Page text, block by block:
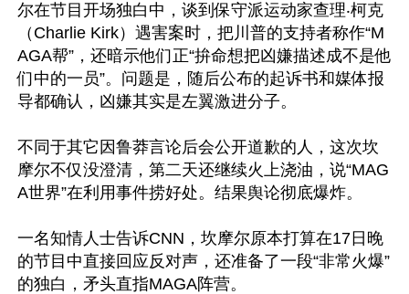
尔在节目开场独白中，谈到保守派运动家查理‧柯克
（Charlie Kirk）遇害案时，把川普的支持者称作“M
AGA帮”，还暗示他们正“拚命想把凶嫌描述成不是他
们中的一员”。问题是，随后公布的起诉书和媒体报
导都确认，凶嫌其实是左翼激进分子。
不同于其它因鲁莽言论后会公开道歉的人，这次坎
摩尔不仅没澄清，第二天还继续火上浇油，说“MAG
A世界”在利用事件捞好处。结果舆论彻底爆炸。
一名知情人士告诉CNN，坎摩尔原本打算在17日晚
的节目中直接回应反对声，还准备了一段“非常火爆”
的独白，矛头直指MAGA阵营。